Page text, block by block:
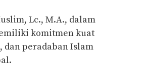
Lc., M.A., dalam
komitmen kuat
dan peradaban Islam